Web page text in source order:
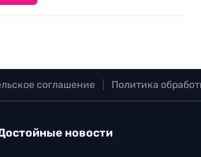
соглашение Политика
новости